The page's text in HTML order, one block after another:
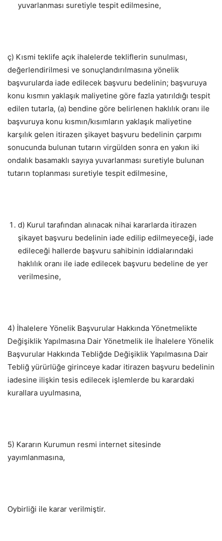
yuvarlanması suretiyle tespit edilmesine,
ç) Kısmi teklife açık ihalelerde tekliflerin sunulması,
değerlendirilmesi ve sonuçlandırılmasına yönelik
başvurularda iade edilecek başvuru bedelinin; başvuruya
konu kısmın yaklaşık maliyetine göre fazla yatırıldığı tespit
edilen tutarla, (a) bendine göre belirlenen haklılık oranı ile
başvuruya konu kısmın/kısımların yaklaşık maliyetine
karşılık gelen itirazen şikayet başvuru bedelinin çarpımı
sonucunda bulunan tutarın virgülden sonra en yakın iki
ondalık basamaklı sayıya yuvarlanması suretiyle bulunan
tutarın toplanması suretiyle tespit edilmesine,
d) Kurul tarafından alınacak nihai kararlarda itirazen
şikayet başvuru bedelinin iade edilip edilmeyeceği, iade
edileceği hallerde başvuru sahibinin iddialarındaki
haklılık oranı ile iade edilecek başvuru bedeline de yer
verilmesine,
4) İhalelere Yönelik Başvurular Hakkında Yönetmelikte
Değişiklik Yapılmasına Dair Yönetmelik ile İhalelere Yönelik
Başvurular Hakkında Tebliğde Değişiklik Yapılmasına Dair
Tebliğ yürürlüğe girinceye kadar itirazen başvuru bedelinin
iadesine ilişkin tesis edilecek işlemlerde bu karardaki
kurallara uyulmasına,
5) Kararın Kurumun resmi internet sitesinde
yayımlanmasına,
Oybirliği ile karar verilmiştir.